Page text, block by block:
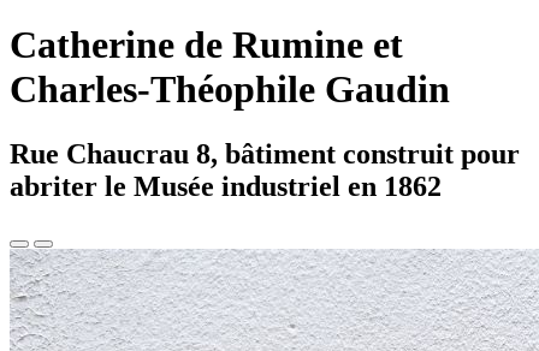
Catherine de Rumine et
Charles-Théophile Gaudin
Rue Chaucrau 8, bâtiment construit pour
abriter le Musée industriel en 1862